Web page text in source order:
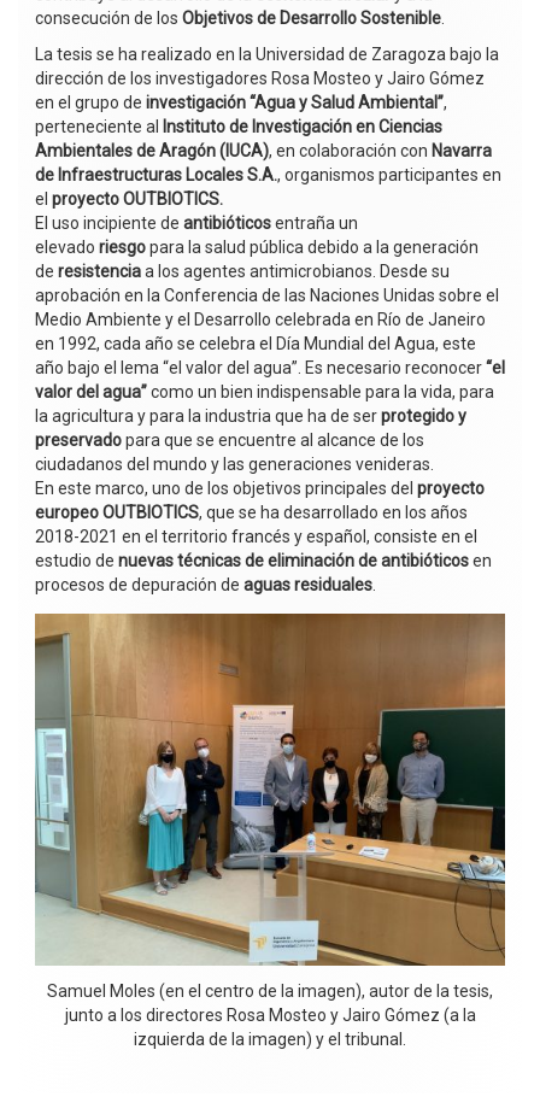
consecución de los Objetivos de Desarrollo Sostenible
La tesis se ha realizado en la Universidad de Zaragoza bajo la
dirección de los investigadores Rosa Mosteo y Jairo Gómez
en el grupo de investigación “Agua y Salud Ambiental”,
perteneciente al
Instituto de Investigación en Ciencias
Ambientales de Aragón (IUCA), en colaboración con Navarra
de Infraestructuras Locales S.A., organismos participantes en
el proyecto OUTBIOTICS.
El uso incipiente de antibióticosentraña un
elevado riesgopara la salud pública debido a la generación
de resistenciaa los agentes antimicrobianos. Desde su
aprobación en la Conferencia de las Naciones Unidas sobre el
Medio Ambiente y el Desarrollo celebrada en Río de Janeiro
en 1992, cada año se celebra el Día Mundial del Agua, este
año bajo el lema “el valor del agua”. Es necesario reconocer“el
valor del agua”como un bien indispensable para la vida, para
la agricultura y para la industria que ha de serprotegido y
preservadopara que se encuentre al alcance de los
ciudadanos del mundo y las generaciones venideras.
En este marco, uno de los objetivos principales del proyecto
europeo OUTBIOTICS, que se ha desarrollado en los años
2018-2021 en el territorio francés y español, consiste en el
estudio de nuevas técnicas de eliminación de antibióticosen
procesos de depuración de aguas residuales
Samuel Moles (en el centro de la imagen), autor de la tesis,
junto a los directores Rosa Mosteo y Jairo Gómez (a la
izquierda de la imagen) y el tribunal.